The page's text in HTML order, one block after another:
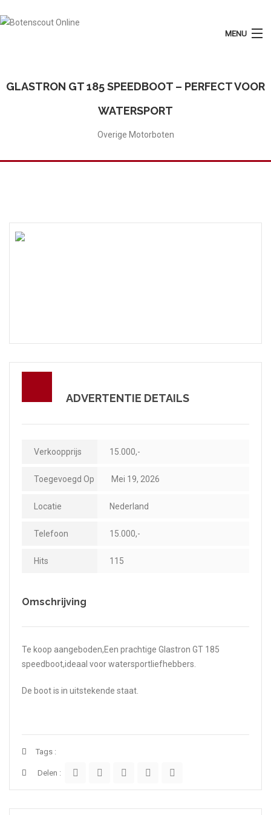
MENU
Plaats Advertentie
GLASTRON GT 185 SPEEDBOOT – PERFECT VOOR
WATERSPORT
Overige Motorboten
ADVERTENTIE DETAILS
Verkoopprijs 15.000,-
Toegevoegd Op Mei 19, 2026
Locatie Nederland
Telefoon 15.000,-
Hits 115
Omschrijving
Te koop aangeboden,Een prachtige Glastron GT 185
speedboot,ideaal voor watersportliefhebbers.
De boot is in uitstekende staat.
Tags :
Delen :